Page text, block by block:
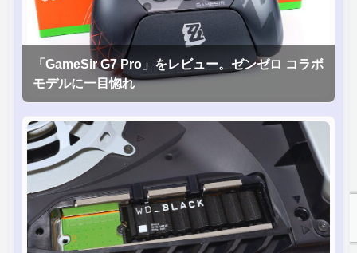
「GameSir G7 Pro」をレビュー。ゼンゼロ コラボ
モデルに一目惚れ